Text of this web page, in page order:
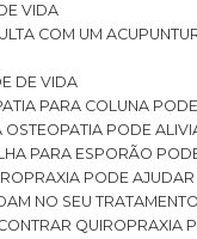
VIDA
COM UM
DE VIDA
PARA COLUNA
OSTEOPATIA PODE
PARA ESPORÃO
PODE
NO SEU
QUIROPRAXIA